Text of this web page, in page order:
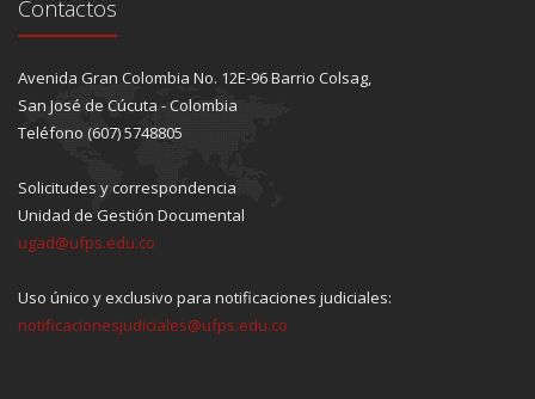
Contactos
Avenida Gran Colombia No. 12E-96 Barrio Colsag,
San José de Cúcuta - Colombia
Teléfono (607) 5748805
Solicitudes y correspondencia
Unidad de Gestión Documental
ugad@ufps.edu.co
Uso único y exclusivo para notificaciones judiciales:
notificacionesjudiciales@ufps.edu.co